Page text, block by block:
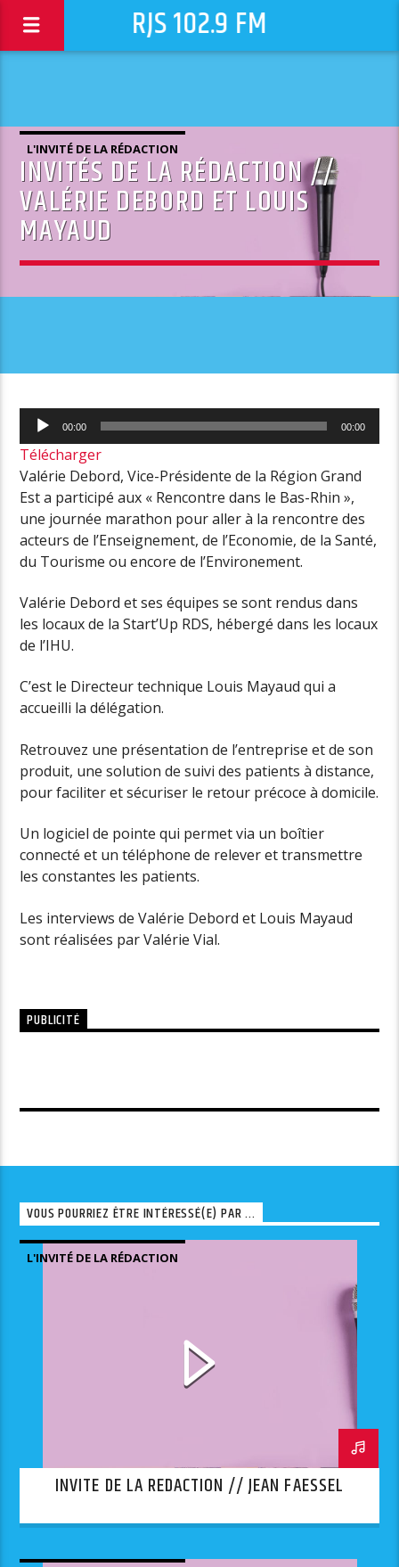
RJS 102.9 FM
L'INVITÉ DE LA RÉDACTION
INVITÉS DE LA RÉDACTION //
VALÉRIE DEBORD ET LOUIS
MAYAUD
Lecteur
audio
00:00 00:00
Télécharger
Valérie Debord, Vice-Présidente de la Région Grand
Est a participé aux « Rencontre dans le Bas-Rhin »,
une journée marathon pour aller à la rencontre des
acteurs de l’Enseignement, de l’Economie, de la Santé,
du Tourisme ou encore de l’Environement.
Valérie Debord et ses équipes se sont rendus dans
les locaux de la Start’Up RDS, hébergé dans les locaux
de l’IHU.
C’est le Directeur technique Louis Mayaud qui a
accueilli la délégation.
Retrouvez une présentation de l’entreprise et de son
produit, une solution de suivi des patients à distance,
pour faciliter et sécuriser le retour précoce à domicile.
Un logiciel de pointe qui permet via un boîtier
connecté et un téléphone de relever et transmettre
les constantes les patients.
Les interviews de Valérie Debord et Louis Mayaud
sont réalisées par Valérie Vial.
PUBLICITÉ
VOUS POURRIEZ ÊTRE INTÉRESSÉ(E) PAR ...
L'INVITÉ DE LA RÉDACTION
INVITE DE LA REDACTION // JEAN FAESSEL